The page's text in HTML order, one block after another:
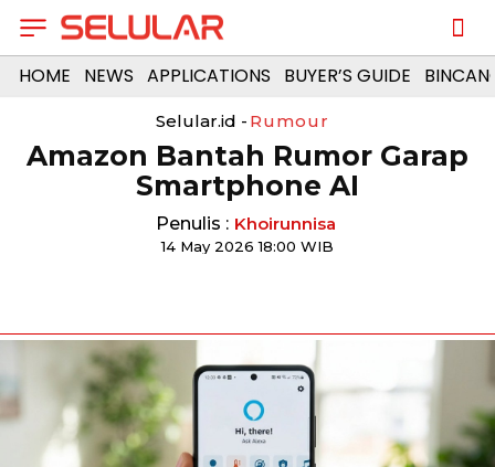
HOME NEWS APPLICATIONS BUYER’S GUIDE
Selular.id - Rumour
Amazon Bantah Rumor Garap
Smartphone AI
Penulis : Khoirunnisa
14 May 2026 18:00 WIB